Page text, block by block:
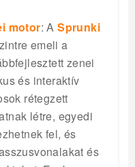
motor: ASprunki
emeli a
zenei
és interaktív
rétegzett
létre, egyedi
fel, és
és